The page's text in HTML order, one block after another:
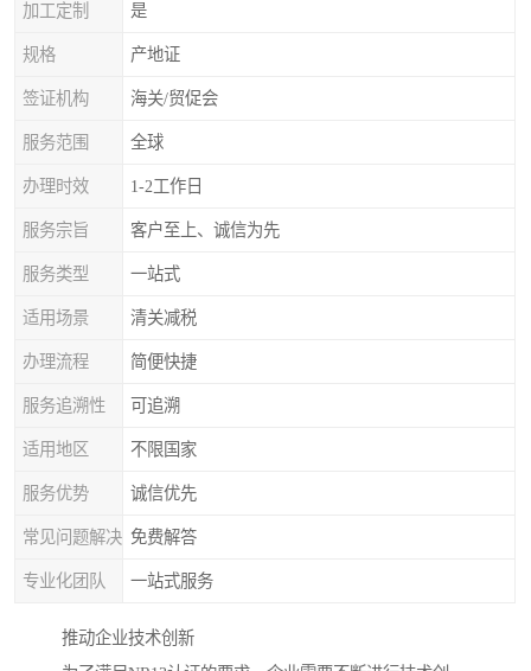
加工定制 是
规格 产地证
签证机构 海关/贸促会
服务范围 全球
办理时效 1-2工作日
服务宗旨 客户至上、诚信为先
服务类型 一站式
适用场景 清关减税
办理流程 简便快捷
服务追溯性 可追溯
适用地区 不限国家
服务优势 诚信优先
常见问题解决 免费解答
专业化团队 一站式服务
推动企业技术创新